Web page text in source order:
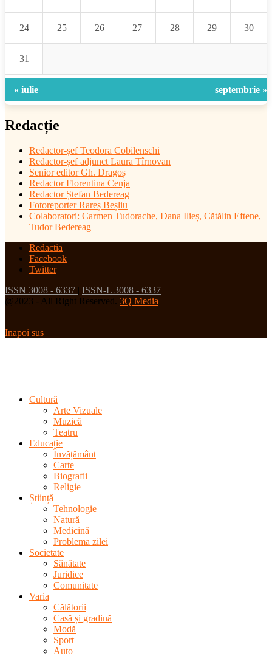
24 25 26 27 28 29 30
31
« iulie septembrie »
Redacție
Redactor-șefTeodora Cobilenschi
Redactor-șef adjunct Laura Tîrnovan
Senior editor Gh. Dragoș
Redactor Florentina Cenja
Redactor Ștefan Bedereag
Fotoreporter Rareș Beșliu
Colaboratori: Carmen Tudorache, Dana Ilieș, Cătălin Eftene,
Tudor Bedereag
Redactia
Facebook
Twitter
ISSN 3008 - 6337
ISSN-L 3008 - 6337
@2023 - All Right Reserved. 3Q Media
Inapoi sus
Cultură
Arte Vizuale
Muzică
Teatru
Educație
Învățământ
Carte
Biografii
Religie
Știință
Tehnologie
Natură
Medicină
Problema zilei
Societate
Sănătate
Juridice
Comunitate
Varia
Călătorii
Casă și gradină
Modă
Sport
Auto